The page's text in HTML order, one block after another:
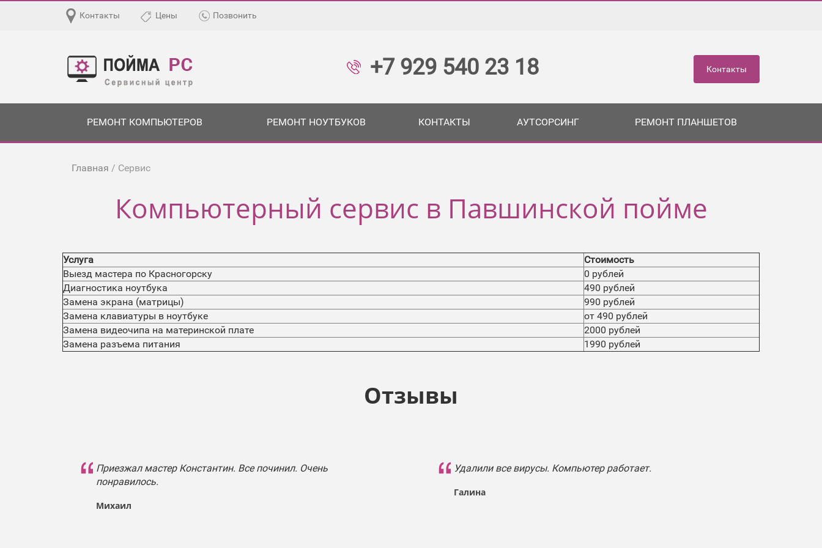
Контакты Цены Позвонить
+7 929 540 23 18 Контакты
РЕМОНТ КОМПЬЮТЕРОВ РЕМОНТ НОУТБУКОВ КОНТАКТЫ АУТСОРСИНГ РЕМОНТ ПЛАНШЕТОВ
Главная / Сервис
Компьютерный сервис в Павшинской пойме
Услуга
Стоимость
Выезд мастера по Красногорску
0 рублей
Диагностика ноутбука
490 рублей
Замена экрана (матрицы)
990 рублей
Замена клавиатуры в ноутбуке
от 490 рублей
Замена видеочипа на материнской плате
2000 рублей
Замена разъема питания
1990 рублей
Отзывы
Приезжал мастер Константин. Все починил. Очень
понравилось.
Михаил
Удалили все вирусы. Компьютер работает.
Галина